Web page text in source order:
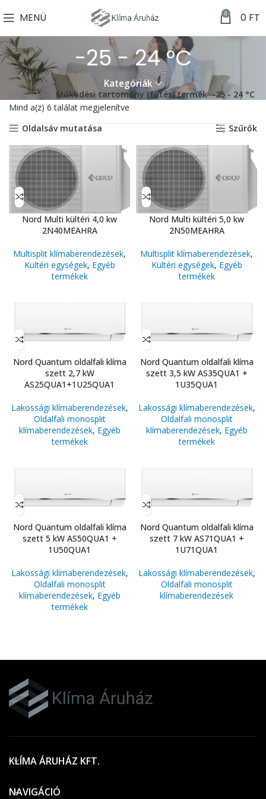
MENÜ 0 0 FT
-25 - 24 °C
Kategóriák
Kezdőlap Működési tartomány (fűtés) termék -25 - 24 °C
Mind a(z) 6 találat megjelenítve
Oldalsáv mutatása
Szűrők
Nord Multi kültéri 4,0 kw
2N40MEAHRA
Multisplit klímaberendezések,
Kültéri egységek, Egyéb
termékek
Nord Multi kültéri 5,0 kw
2N50MEAHRA
Multisplit klímaberendezések,
Kültéri egységek, Egyéb
termékek
Nord Quantum oldalfali klíma
szett 2,7 kW
AS25QUA1+1U25QUA1
Lakossági klímaberendezések,
Oldalfali monosplit
klímaberendezések, Egyéb
termékek
Nord Quantum oldalfali klíma
szett 3,5 kW AS35QUA1 +
1U35QUA1
Lakossági klímaberendezések,
Oldalfali monosplit
klímaberendezések, Egyéb
termékek
Nord Quantum oldalfali klíma
szett 5 kW AS50QUA1 +
1U50QUA1
Lakossági klímaberendezések,
Oldalfali monosplit
klímaberendezések, Egyéb
termékek
Nord Quantum oldalfali klíma
szett 7 kW AS71QUA1 +
1U71QUA1
Lakossági klímaberendezések,
Oldalfali monosplit
klímaberendezések
KLÍMA ÁRUHÁZ KFT.
NAVIGÁCIÓ